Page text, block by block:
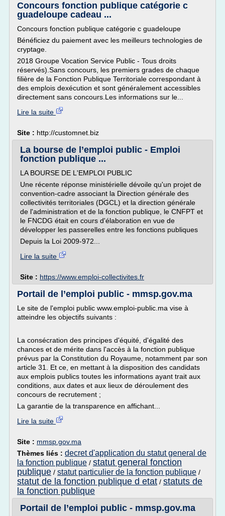
Concours fonction publique catégorie c
guadeloupe cadeau ...
Concours fonction publique catégorie c guadeloupe
Bénéficiez du paiement avec les meilleurs technologies de
cryptage.
2018 Groupe Vocation Service Public - Tous droits
réservés).Sans concours, les premiers grades de chaque
filière de la Fonction Publique Territoriale correspondant à
des emplois dexécution et sont généralement accessibles
directement sans concours.Les informations sur le...
Lire la suite
Site : http://customnet.biz
La bourse de l’emploi public - Emploi
fonction publique ...
LA BOURSE DE L'EMPLOI PUBLIC
Une récente réponse ministérielle dévoile qu'un projet de
convention-cadre associant la Direction générale des
collectivités territoriales (DGCL) et la direction générale
de l'administration et de la fonction publique, le CNFPT et
le FNCDG était en cours d'élaboration en vue de
développer les passerelles entre les fonctions publiques
Depuis la Loi 2009-972...
Lire la suite
Site : https://www.emploi-collectivites.fr
Portail de l’emploi public - mmsp.gov.ma
Le site de l'emploi public www.emploi-public.ma vise à
atteindre les objectifs suivants :
La consécration des principes d'équité, d'égalité des
chances et de mérite dans l'accès à la fonction publique
prévus par la Constitution du Royaume, notamment par son
article 31. Et ce, en mettant à la disposition des candidats
aux emplois publics toutes les informations ayant trait aux
conditions, aux dates et aux lieux de déroulement des
concours de recrutement ;
La garantie de la transparence en affichant...
Lire la suite
Site : mmsp.gov.ma
Thèmes liés : decret d'application du statut general de
la fonction publique / statut general fonction
publique / statut particulier de la fonction publique /
statut de la fonction publique d etat / statuts de
la fonction publique
Portail de l’emploi public - mmsp.gov.ma